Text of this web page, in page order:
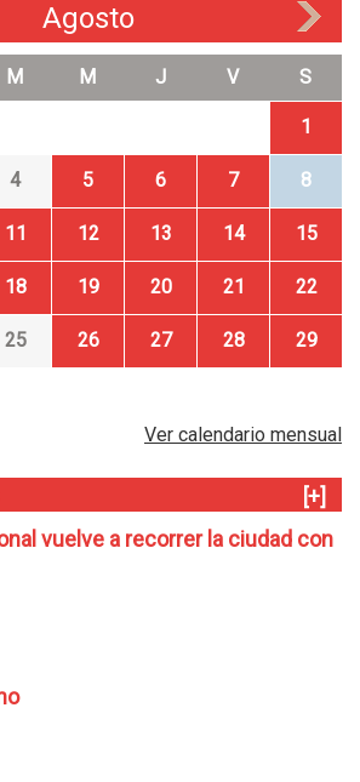
Agosto
M M J V S
1
4 5 6 7 8
11 12 13 14 15
18 19 20 21 22
25 26 27 28 29
Ver calendario mensual
[+]
vuelve a recorrer la ciudad con